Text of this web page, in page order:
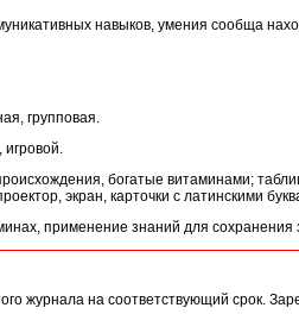
навыков, умения сообща
групповая.
богатые витаминами;
экран, карточки с латинскими
применение знаний для сохранения
журнала на соответствующий срок.